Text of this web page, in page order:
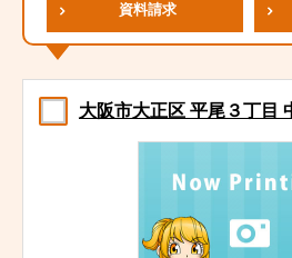
資料請求
大阪市大正区 平尾３丁目